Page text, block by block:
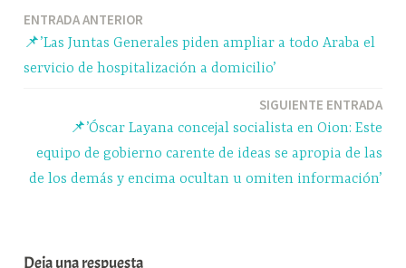
pp m rti
r
Navegación
ENTRADA ANTERIOR
📌’Las Juntas Generales piden ampliar a todo Araba el
servicio de hospitalización a domicilio’
SIGUIENTE ENTRADA
📌’Óscar Layana concejal socialista en Oion: Este
equipo de gobierno carente de ideas se apropia de las
de los demás y encima ocultan u omiten información’
Deja una respuesta